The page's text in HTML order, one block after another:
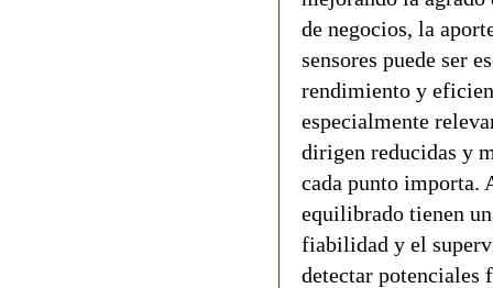
de negocios, la
sensores puede ser
rendimiento y
especialmente
dirigen reducidas y
cada punto importa.
equilibrado tienen
fiabilidad y el
detectar potenciales